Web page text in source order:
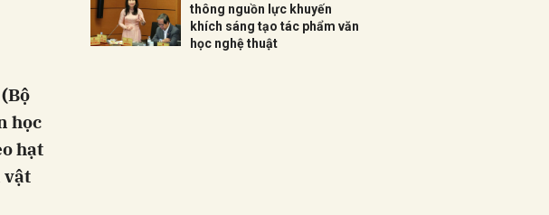
học
hạt
vật
thông nguồn lực khuyến
khích sáng tạo tác phẩm văn
học nghệ thuật
Gửi